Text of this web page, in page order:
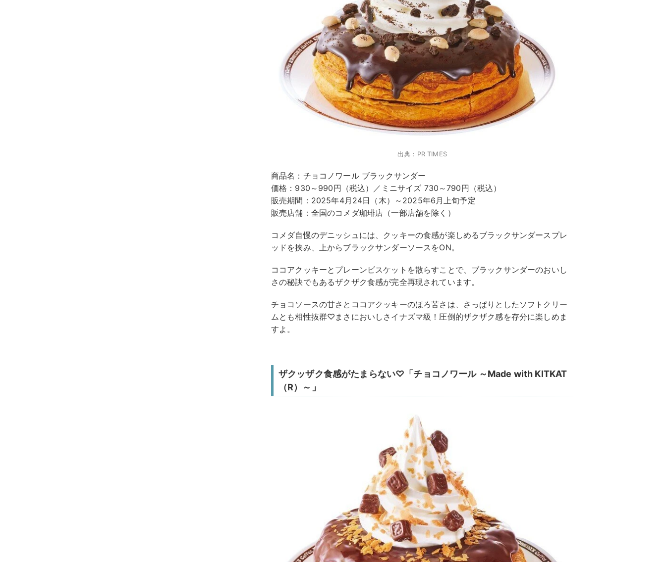
出典：PR TIMES
商品名：チョコノワール ブラックサンダー
価格：930～990円（税込）／ミニサイズ 730～790円（税込）
販売期間：2025年4月24日（木）～2025年6月上旬予定
販売店舗：全国のコメダ珈琲店（一部店舗を除く）
コメダ自慢のデニッシュには、クッキーの食感が楽しめるブラックサンダースプレ
ッドを挟み、上からブラックサンダーソースをON。
ココアクッキーとプレーンビスケットを散らすことで、ブラックサンダーのおいし
さの秘訣でもあるザクザク食感が完全再現されています。
チョコソースの甘さとココアクッキーのほろ苦さは、さっぱりとしたソフトクリー
ムとも相性抜群♡まさにおいしさイナズマ級！圧倒的ザクザク感を存分に楽しめま
すよ。
ザクッザク食感がたまらない♡「チョコノワール ～Made with KITKAT
（R）～」